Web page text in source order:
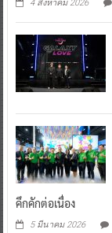
4 สิงหาคม 2026
คึกคักต่อเนื่อง
5 มีนาคม 2026